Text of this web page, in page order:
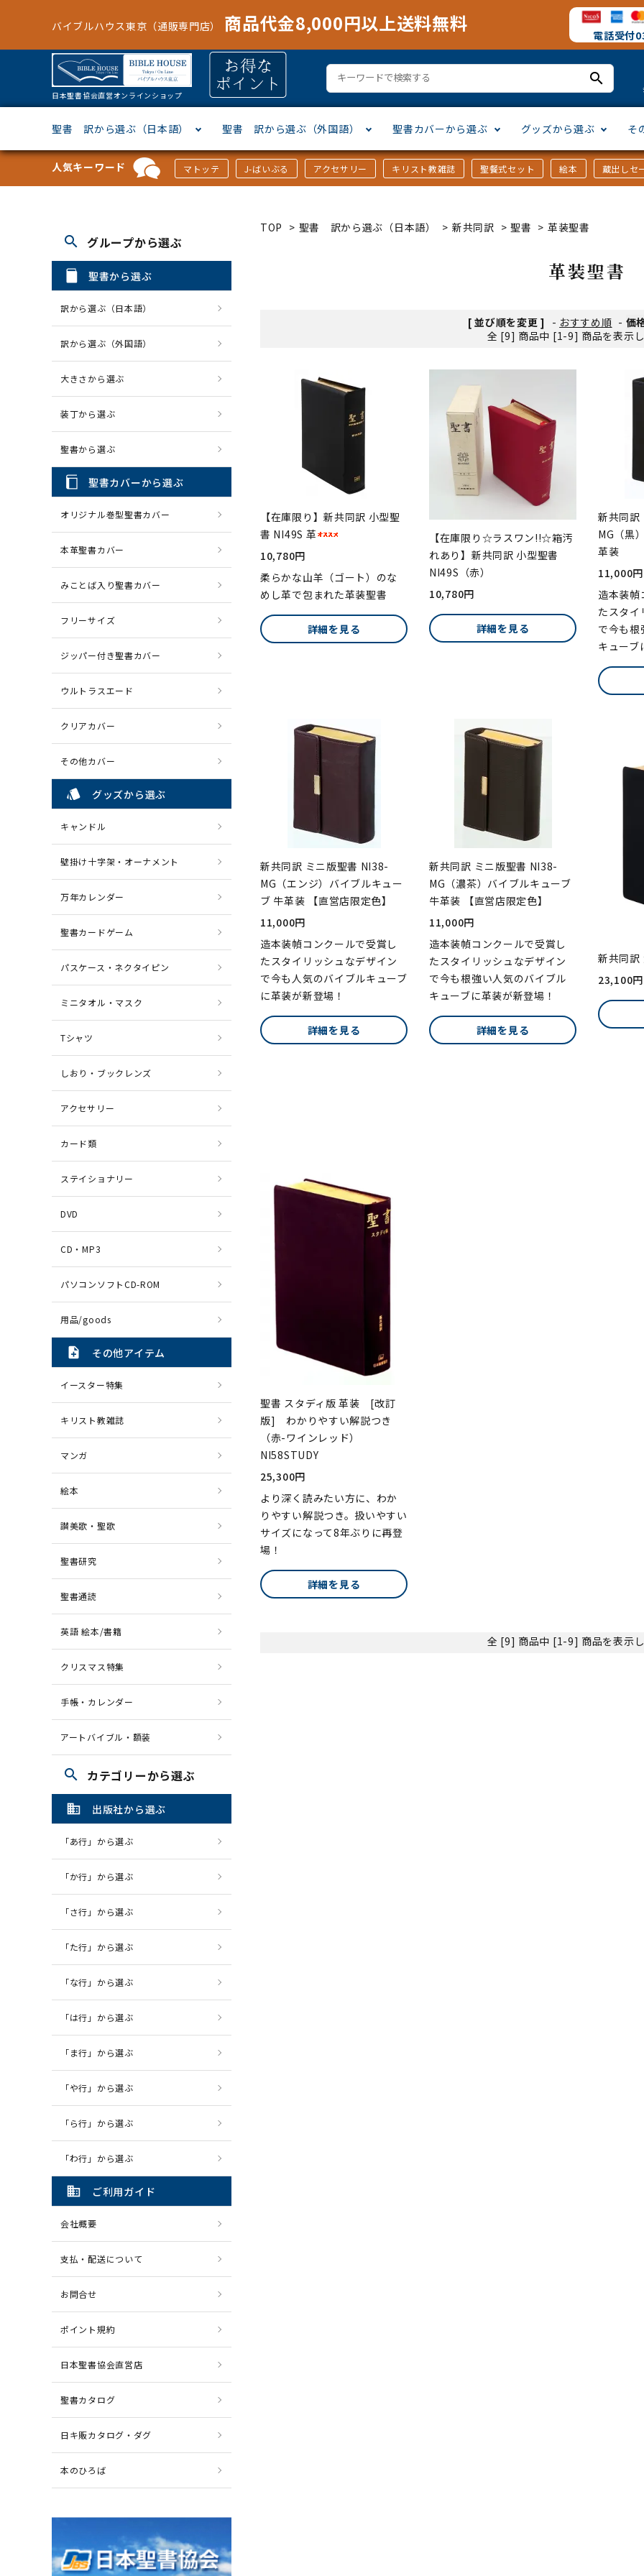
バイブルハウス東京（通販専門店） 商品代金8,000円以上送料無料 電話受付
日本聖書協会直営オンラインショップ
search
聖書 訳から選ぶ（日本語）
新改訳
聖書 訳から選ぶ（外国語）
ドイツ語
聖書カバーから選ぶ
ジッパー付き聖書カバー
グッズから選ぶ
パスケース・ネクタイピン
CD・MP3
そ
聖書通読
「な行」から選ぶ
人気キーワード マトッテ J-ばいぶる アクセサリー キリスト教雑誌 聖餐式セット 絵本 蔵出しセ
TOP > 聖書 訳から選ぶ（日本語） > 新共同訳 > 聖書 > 革装聖書
革装聖書
[ 並び順を変更 ] - おすすめ順 - 価
全 [9] 商品中 [1-9] 商品を表示
【在庫限り】新共同訳 小型聖
書 NI49S 革
10,780円
柔らかな山羊（ゴート）のな
めし革で包まれた革装聖書
詳細を見る
【在庫限り☆ラスワン!!☆箱汚
れあり】新共同訳 小型聖書
NI49S（赤）
10,780円
詳細を見る
新共同訳
MG（黒
革装
11,000円
造本装幀
たスタイ
で今も根
キューブ
新共同訳 ミニ版聖書 NI38-
MG（エンジ）バイブルキュー
ブ 牛革装 【直営店限定色】
11,000円
造本装幀コンクールで受賞し
たスタイリッシュなデザイン
で今も人気のバイブルキューブ
に革装が新登場！
詳細を見る
新共同訳 ミニ版聖書 NI38-
MG（濃茶）バイブルキューブ
牛革装 【直営店限定色】
11,000円
造本装幀コンクールで受賞し
たスタイリッシュなデザイン
で今も根強い人気のバイブル
キューブに革装が新登場！
詳細を見る
新共同訳
23,100円
聖書 スタディ版 革装 [改訂
版] わかりやすい解説つき
（赤-ワインレッド）
NI58STUDY
25,300円
より深く読みたい方に、わか
りやすい解説つき。扱いやすい
サイズになって8年ぶりに再登
場！
詳細を見る
全 [9] 商品中 [1-9] 商品を表示
search グループから選ぶ
聖書から選ぶ
訳から選ぶ（日本語）
訳から選ぶ（外国語）
大きさから選ぶ
装丁から選ぶ
聖書から選ぶ
聖書カバーから選ぶ
オリジナル巻型聖書カバー
本革聖書カバー
みことば入り聖書カバー
フリーサイズ
ジッパー付き聖書カバー
ウルトラスエード
クリアカバー
その他カバー
style グッズから選ぶ
キャンドル
壁掛け十字架・オーナメント
万年カレンダー
聖書カードゲーム
パスケース・ネクタイピン
ミニタオル・マスク
Tシャツ
しおり・ブックレンズ
アクセサリー
カード類
ステイショナリー
DVD
CD・MP3
パソコンソフトCD-ROM
用品/goods
note_add その他アイテム
イースター特集
キリスト教雑誌
マンガ
絵本
讃美歌・聖歌
聖書研究
聖書通読
英語 絵本/書籍
クリスマス特集
手帳・カレンダー
アートバイブル・額装
search カテゴリーから選ぶ
domain 出版社から選ぶ
「あ行」から選ぶ
「か行」から選ぶ
「さ行」から選ぶ
「た行」から選ぶ
「な行」から選ぶ
「は行」から選ぶ
「ま行」から選ぶ
「や行」から選ぶ
「ら行」から選ぶ
「わ行」から選ぶ
domain ご利用ガイド
会社概要
支払・配送について
お問合せ
ポイント規約
日本聖書協会直営店
聖書カタログ
日キ販カタログ・ダグ
本のひろば